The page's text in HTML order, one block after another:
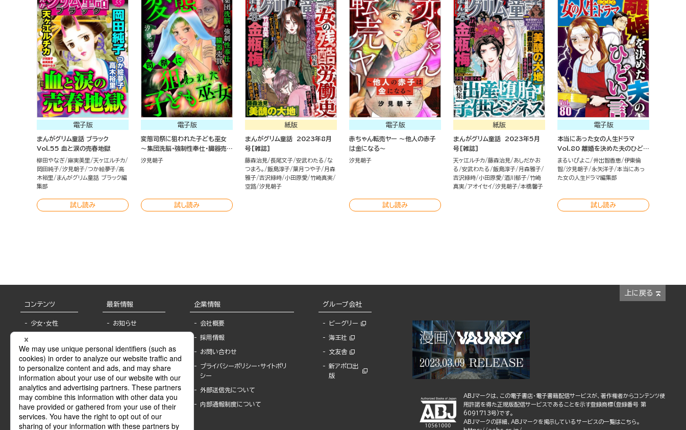
電子版
まんがグリム童話 ブラック
Vol.55 血と涙の売春地獄
柳田やなぎ 麻実美里
天ヶ江ルチカ
岡田純子 汐見朝子 つか絵夢子 高
木裕里
まんがグリム童話 ブラック編
集部
試し読み
電子版
変態司祭に狙われた子ども巫女
～集団洗脳・強制性奉仕・臓器売買
～
汐見朝子
試し読み
紙版
まんがグリム童話 2023年8月
号[雑誌]
藤森治見 長尾文子 安武わたる
な
つまろ。
飯島淳子 葉月つや子
月森
雅子 吉沢緑時 小田原愛 竹崎真実
空路 汐見朝子
電子版
赤ちゃん転売ヤー ～他人の赤子
は金になる～
汐見朝子
試し読み
紙版
まんがグリム童話 2023年5月
号[雑誌]
天ヶ江ルチカ 藤森治見
あしだかお
る
安武わたる 飯島淳子
月森雅子
吉沢緑時 小田原愛 酒川郁子 竹崎
真実 アオイセイ 汐見朝子 本橋馨子
電子版
本当にあった女の人生ドラマ
Vol.80 離婚を決めた夫のひどい
一言
まるいぴよこ 井出智香恵
伊東倫
智 汐見朝子 永矢洋子 本当にあっ
た女の人生ドラマ編集部
試し読み
上に戻る
コンテンツ
少女・女性
BL
ライトノベル
青年・一般
グラビア・写真
モーター誌
最新情報
お知らせ
報
書店様へ
海外ライセンシー
公式SNSアカウ
ント
作家一覧
Keyword list
企業情報
会社概要
採用情報
お問い合わせ
プライバシーポリシー・サイトポリ
シー
外部送信先について
内部通報制度について
グループ会社
ビーグリー
海王社
文友舎
新アポロ出
版
ABJマークは、この電子書店・電子書籍配信サービスが、著作権者からコンテンツ使
用許諾を得た正規版配信サービスであることを示す登録商標(登録番号 第
6091713号)です。
ABJマークの詳細、ABJマークを掲示しているサービスの一覧はこちら。